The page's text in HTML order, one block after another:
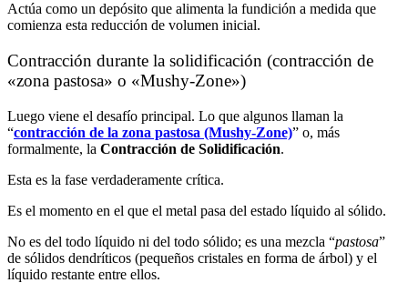
Actúa como un depósito que alimenta la fundición a medida que
comienza esta reducción de volumen inicial.
Contracción durante la solidificación (contracción de
«zona pastosa» o «Mushy-Zone»)
Luego viene el desafío principal. Lo que algunos llaman la
“contracción de la zona pastosa (Mushy-Zone)” o, más
formalmente, la Contracción de Solidificación.
Esta es la fase verdaderamente crítica.
Es el momento en el que el metal pasa del estado líquido al sólido.
No es del todo líquido ni del todo sólido; es una mezcla “pastosa”
de sólidos dendríticos (pequeños cristales en forma de árbol) y el
líquido restante entre ellos.